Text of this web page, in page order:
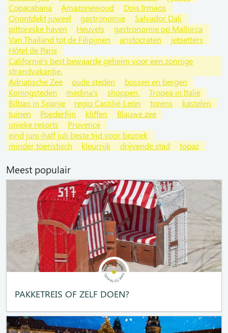
Copacabana
Amazonewoud
Dois Irmaos
Onontdekt juweel
gastronomie
Salvador Dali
pittoreske haven
Heuvels
gastronomie op Mallorca
Van Thailand tot de Filipijnen
aristocraten
jetsetters
Hôtel de Paris
Californië's best bewaarde geheim voor een zonnige
strandvakantie.
Adriatische Zee
oude steden
bossen en bergen
Koningsteden
medina's shoppen.
Tropea in Italië
Bilbao in Spanje
regio Castilië-León torens
kastelen
tuinen
Poederfijn kliffen
Blauwe zee
unieke resorts
Provence
eind juni-half juli beste tijd voor bezoek
minder toeristisch
kleurrijk drijvende stad topaz
Meest populair
PAKKETREIS OF ZELF DOEN?